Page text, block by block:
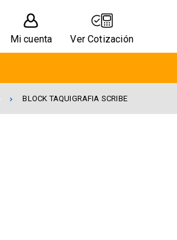
Mi cuenta Ver Cotización
BLOCK TAQUIGRAFIA SCRIBE